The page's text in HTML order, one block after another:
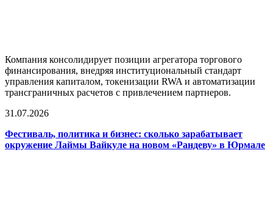
Компания консолидирует позиции агрегатора торгового
финансирования, внедряя институциональный стандарт
управления капиталом, токенизации RWA и автоматизации
трансграничных расчетов с привлечением партнеров.
31.07.2026
Фестиваль, политика и бизнес: сколько зарабатывает
окружение Лаймы Вайкуле на новом «Рандеву» в Юрмале